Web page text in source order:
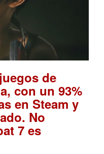
de
con un 93%
en Steam y
No
7 es